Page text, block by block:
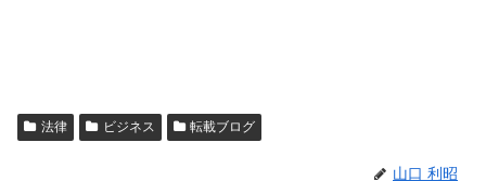
法律 ビジネス 転載ブログ
山口 利昭